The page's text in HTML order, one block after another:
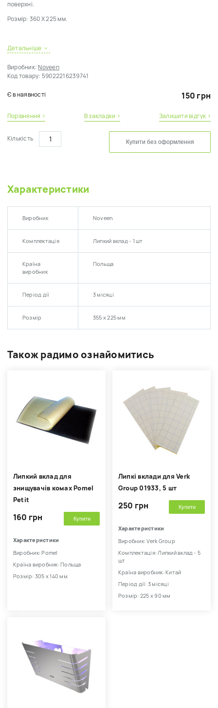
поверхні.
Розмір: 360 Х 225 мм.
Детальніше
Виробник:Noveen
Код товару: 59022216239741
Є в наявності 150 грн
Порівняння › В закладки › Залишити відгук ›
Кількість Купити без оформлення
Характеристики
Виробник Noveen
Комплектація Липкий вклад - 1 шт
Країна
виробник
Польща
Період дії 3 місяці
Розмір 355 х 225 мм
Також радимо ознайомитись
Липкий вклад для
знищувачів комах Pomel
Petit
160 грн Купити
Характеристики
Виробник: Pomel
Країна виробник: Польща
Розмір: 305 х 140 мм
Липкі вклади для Verk
Group 01933, 5 шт
250 грн Купити
Характеристики
Виробник: Verk Group
Комплектація: Липкий вклад - 5
шт
Країна виробник: Китай
Період дії: 3 місяці
Розмір: 225 х 90 мм